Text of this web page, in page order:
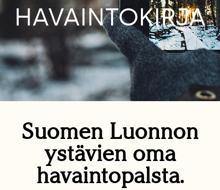
HAVAINTOKIRJA
Suomen Luonnon
ystävien oma
havaintopalsta.